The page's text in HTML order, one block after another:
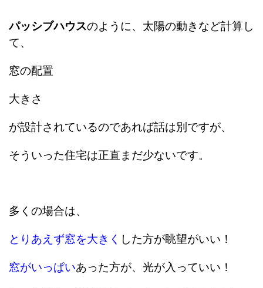
パッシブハウスのように、太陽の動きなど計算し
て、
窓の配置
大きさ
が設計されているのであれば話は別ですが、
そういった住宅は正直まだ少ないです。
多くの場合は、
とりあえず窓を大きく した方が眺望がいい！
窓がいっぱいあった方が、光が入っていい！